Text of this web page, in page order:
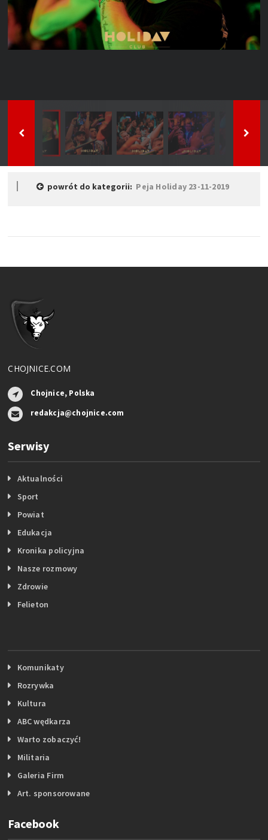
powrót do kategorii: Peja Holiday 23-11-2019
CHOJNICE.COM
Chojnice, Polska
redakcja@chojnice.com
Serwisy
Aktualności
Sport
Powiat
Edukacja
Kronika policyjna
Nasze rozmowy
Zdrowie
Felieton
Komunikaty
Rozrywka
Kultura
ABC wędkarza
Warto zobaczyć!
Militaria
Galeria Firm
Art. sponsorowane
Facebook